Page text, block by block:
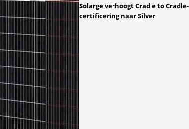
Solarge verhoogt Cradle to Cradle-
certificering naar Silver